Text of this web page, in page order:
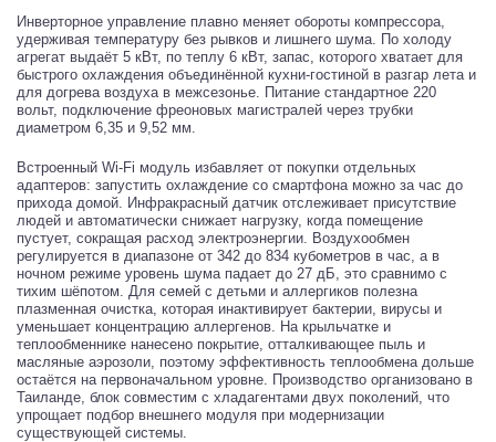
Инверторное управление плавно меняет обороты компрессора,
удерживая температуру без рывков и лишнего шума. По холоду
агрегат выдаёт 5 кВт, по теплу 6 кВт, запас, которого хватает для
быстрого охлаждения объединённой кухни-гостиной в разгар лета и
для догрева воздуха в межсезонье. Питание стандартное 220
вольт, подключение фреоновых магистралей через трубки
диаметром 6,35 и 9,52 мм.
Встроенный Wi-Fi модуль избавляет от покупки отдельных
адаптеров: запустить охлаждение со смартфона можно за час до
прихода домой. Инфракрасный датчик отслеживает присутствие
людей и автоматически снижает нагрузку, когда помещение
пустует, сокращая расход электроэнергии. Воздухообмен
регулируется в диапазоне от 342 до 834 кубометров в час, а в
ночном режиме уровень шума падает до 27 дБ, это сравнимо с
тихим шёпотом. Для семей с детьми и аллергиков полезна
плазменная очистка, которая инактивирует бактерии, вирусы и
уменьшает концентрацию аллергенов. На крыльчатке и
теплообменнике нанесено покрытие, отталкивающее пыль и
масляные аэрозоли, поэтому эффективность теплообмена дольше
остаётся на первоначальном уровне. Производство организовано в
Таиланде, блок совместим с хладагентами двух поколений, что
упрощает подбор внешнего модуля при модернизации
существующей системы.